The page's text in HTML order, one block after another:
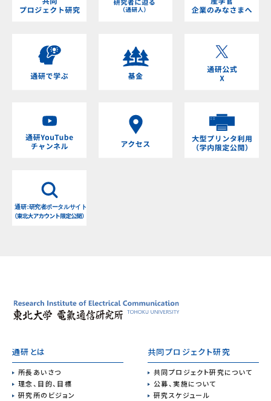
通研とは
所長あいさつ
理念、目的、目標
研究所のビジョン
共同プロジェクト研究
共同プロジェクト研究について
公募、実施について
研究スケジュール